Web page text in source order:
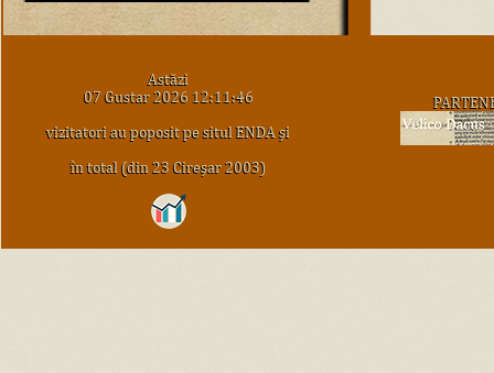
Astăzi
07 Gustar 2026 12:11:46
vizitatori au poposit pe situl ENDA şi
în total (din 23 Cireşar 2003)